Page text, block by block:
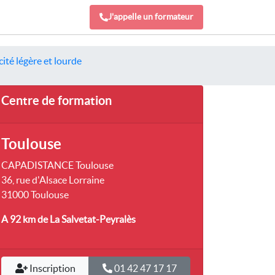
J'appelle un formateur
légère et lourde
Centre de formation
Toulouse
CAPADISTANCE Toulouse
36, rue d'Alsace Lorraine
31000 Toulouse
A 92 kmde La Salvetat-Peyralès
Inscription 01 42 47 17 17